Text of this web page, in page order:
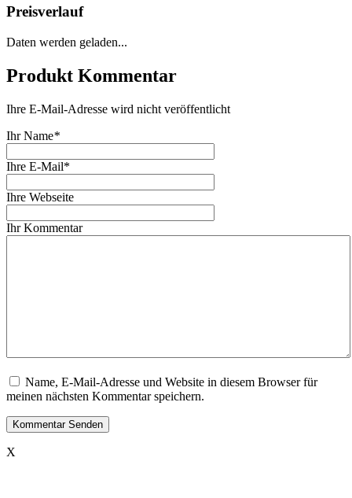
Preisverlauf
Daten werden geladen...
Produkt Kommentar
Ihre E-Mail-Adresse wird nicht veröffentlicht
Ihr Name*
Ihre E-Mail*
Ihre Webseite
Ihr Kommentar
Name, E-Mail-Adresse und Website in diesem Browser für
meinen nächsten Kommentar speichern.
X